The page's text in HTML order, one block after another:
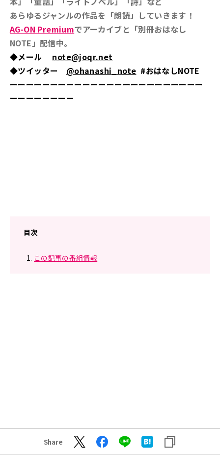
あらゆるジャンルの作品を「朗読」していきます！
AG-ON Premiumでアーカイブと「別冊おはなし
NOTE」配信中。
◆メール note@joqr.net
◆ツイッター @ohanashi_note #おはなしNOTE
ーーーーーーーーーーーーーーーーーーーーーーーー
ーーーーーーーー
目次
この記事の番組情報
Share